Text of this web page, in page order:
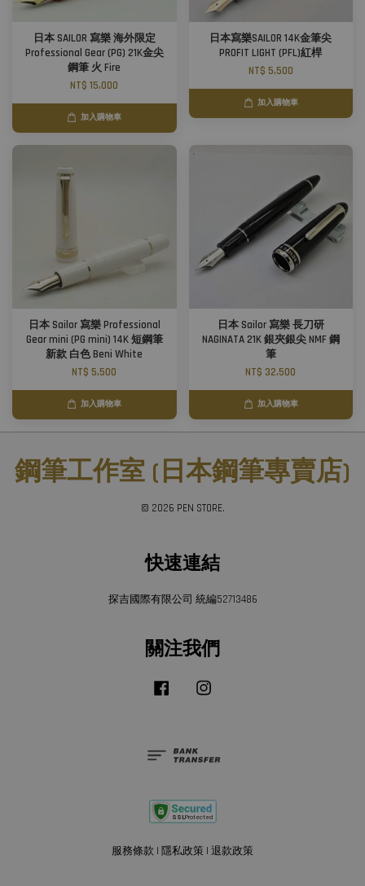
日本 SAILOR 寫樂 海外限定
Professional Gear (PG) 21K金尖
鋼筆 火 Fire
NT$ 15,000
加入購物車
日本寫樂SAILOR 14K金筆尖
PROFIT LIGHT (PFL)紅桿
NT$ 5,500
加入購物車
日本 Sailor 寫樂 Professional
Gear mini (PG mini) 14K 短鋼筆
新款 白色 Beni White
NT$ 5,500
加入購物車
日本 Sailor 寫樂 長刀研
NAGINATA 21K 銀夾銀尖 NMF 鋼
筆
NT$ 32,500
加入購物車
鋼筆工作室 (日本鋼筆專賣店)
© 2026 PEN STORE.
快速連結
探吉國際有限公司 統編52713486
關注我們
Facebook
服務條款 | 隱私政策 | 退款政策